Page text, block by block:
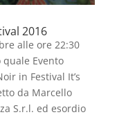
2016
alle ore 22:30
Evento
in Festival It’s
da Marcello
S.r.l. ed esordio